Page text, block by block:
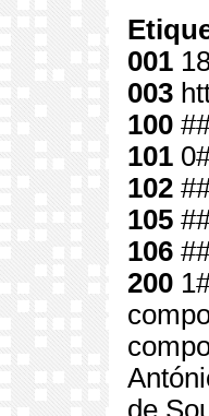
001
003
100
101
102
105
106
200
de